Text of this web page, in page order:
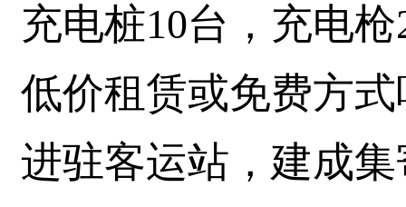
充电桩10台，充电
低价租赁或免费方
进驻客运站，建成